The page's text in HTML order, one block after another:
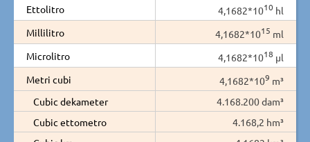
Ettolitro
4,1682*1010 hl
Millilitro
4,1682*1015 ml
Microlitro
4,1682*1018 µl
Metri cubi
4,1682*109 m³
Cubic dekameter
4.168.200 dam³
Cubic ettometro
4.168,2 hm³